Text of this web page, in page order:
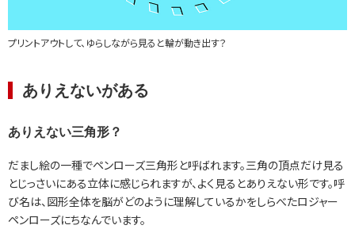
プリントアウトして、ゆらしながら見ると輪が動き出す？
ありえないがある
ありえない三角形？
だまし絵の一種でペンローズ三角形と呼ばれます。三角の頂点だけ見る
とじっさいにある立体に感じられますが、よく見るとありえない形です。呼
び名は、図形全体を脳がどのように理解しているかをしらべたロジャー
ペンローズにちなんでいます。